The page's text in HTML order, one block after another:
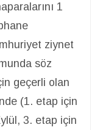
1
ziynet
söz
geçerli olan
(1. etap için
3. etap için